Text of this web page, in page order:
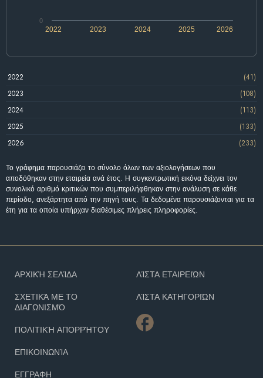
2025
2022 2023 2024 2026
0
2022
(41)
2023
(108)
2024
(113)
2025
(133)
2026
(233)
Το γράφημα παρουσιάζει το σύνολο όλων των αξιολογήσεων που
αποδόθηκαν στην εταιρεία ανά έτος. Η συγκεντρωτική εικόνα δείχνει τον
συνολικό αριθμό κριτικών που συμπεριλήφθηκαν στην ανάλυση σε κάθε
περίοδο, ανεξάρτητα από την πηγή τους. Τα δεδομένα παρουσιάζονται για τα
έτη για τα οποία υπήρχαν διαθέσιμες πλήρεις πληροφορίες.
ΑΡΧΙΚΉ ΣΕΛΊΔΑ
ΣΧΕΤΙΚΆ ΜΕ ΤΟ
ΔΙΑΓΩΝΙΣΜΌ
ΠΟΛΙΤΙΚΉ ΑΠΟΡΡΉΤΟΥ
ΕΠΙΚΟΙΝΩΝΊΑ
ΕΓΓΡΑΦΗ
ΛΊΣΤΑ ΕΤΑΙΡΕΙΏΝ
ΛΊΣΤΑ ΚΑΤΗΓΟΡΙΏΝ